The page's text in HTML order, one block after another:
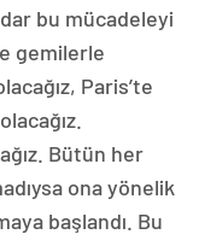
bu mücadeleyi
gemilerle
Paris’te
Bütün her
ona yönelik
başlandı. Bu